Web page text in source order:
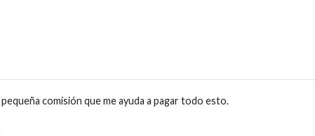
comisión que me ayuda a pagar todo esto.